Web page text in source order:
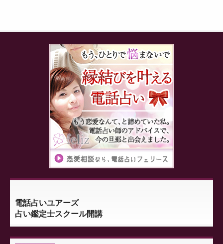
電話占いユアーズ
占い鑑定士スクール開講